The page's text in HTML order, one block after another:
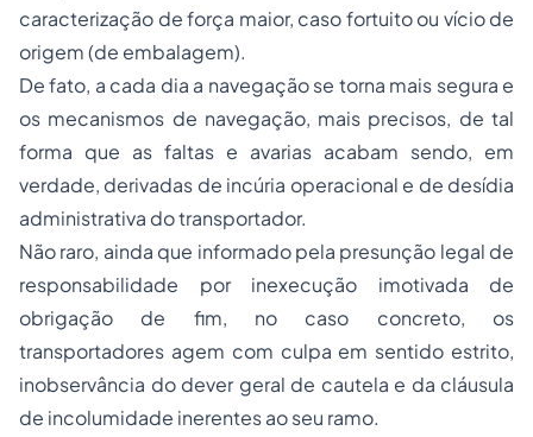
caracterização de força maior, caso fortuito ou vício de
origem (de embalagem).
De fato, a cada dia a navegação se torna mais segura e
os mecanismos de navegação, mais precisos, de tal
forma que as faltas e avarias acabam sendo, em
verdade, derivadas de incúria operacional e de desídia
administrativa do transportador.
Não raro, ainda que informado pela presunção legal de
responsabilidade por inexecução imotivada de
obrigação de fim, no caso concreto, os
transportadores agem com culpa em sentido estrito,
inobservância do dever geral de cautela e da cláusula
de incolumidade inerentes ao seu ramo.